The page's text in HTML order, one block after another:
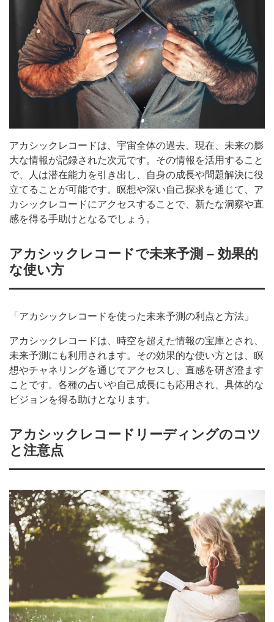
アカシックレコードは、宇宙全体の過去、現在、未来の膨
大な情報が記録された次元です。その情報を活用すること
で、人は潜在能力を引き出し、自身の成長や問題解決に役
立てることが可能です。瞑想や深い自己探求を通じて、ア
カシックレコードにアクセスすることで、新たな洞察や直
感を得る手助けとなるでしょう。
アカシックレコードで未来予測 – 効果的
な使い方
「アカシックレコードを使った未来予測の利点と方法」
アカシックレコードは、時空を超えた情報の宝庫とされ、
未来予測にも利用されます。その効果的な使い方とは、瞑
想やチャネリングを通じてアクセスし、直感を研ぎ澄ます
ことです。各種の占いや自己成長にも応用され、具体的な
ビジョンを得る助けとなります。
アカシックレコードリーディングのコツ
と注意点